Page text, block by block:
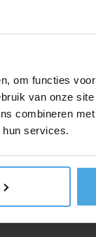
om functies
van onze
combineren
services.
te worden.
worden als die
te kunnen
dienen ze
deze open